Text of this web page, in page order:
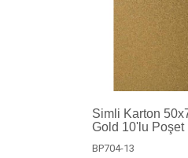
Simli Karton
Gold 10'lu Poşet
BP704-13